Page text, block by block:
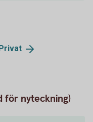
Privat
för nyteckning)